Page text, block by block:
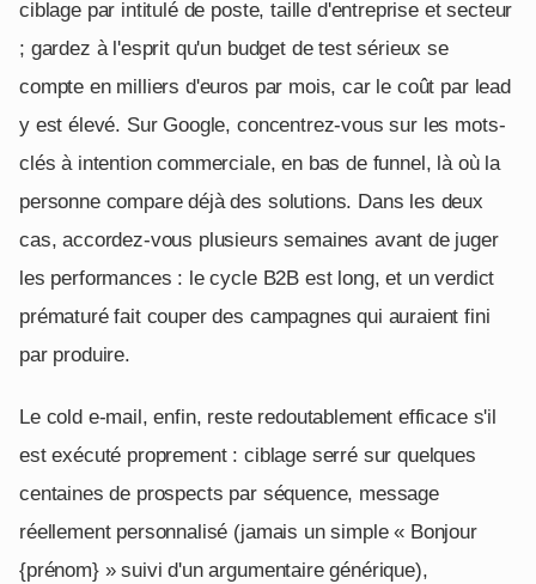
ciblage par intitulé de poste, taille d'entreprise et secteur
; gardez à l'esprit qu'un budget de test sérieux se
compte en milliers d'euros par mois, car le coût par lead
y est élevé. Sur Google, concentrez-vous sur les mots-
clés à intention commerciale, en bas de funnel, là où la
personne compare déjà des solutions. Dans les deux
cas, accordez-vous plusieurs semaines avant de juger
les performances : le cycle B2B est long, et un verdict
prématuré fait couper des campagnes qui auraient fini
par produire.
Le cold e-mail, enfin, reste redoutablement efficace s'il
est exécuté proprement : ciblage serré sur quelques
centaines de prospects par séquence, message
réellement personnalisé (jamais un simple « Bonjour
{prénom} » suivi d'un argumentaire générique),